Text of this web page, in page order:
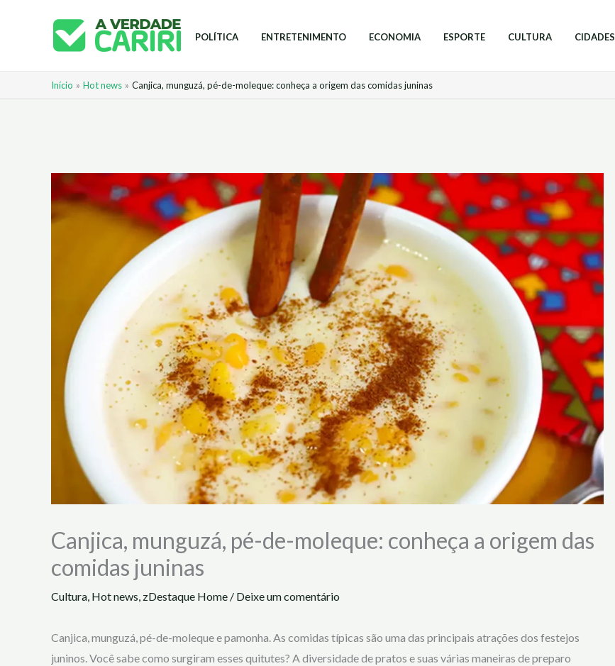
POLÍTICA ENTRETENIMENTO ECONOMIA ESPORTE CULTURA CIDADES
Início Hot news Canjica, munguzá, pé-de-moleque: conheça a origem das comidas juninas
Canjica, munguzá, pé-de-moleque: conheça a origem das
comidas juninas
Cultura, Hot news, zDestaque Home / Deixe um comentário
Canjica, munguzá, pé-de-moleque e pamonha. As comidas típicas são uma das principais atrações dos festejos
juninos. Você sabe como surgiram esses quitutes? A diversidade de pratos e suas várias maneiras de preparo